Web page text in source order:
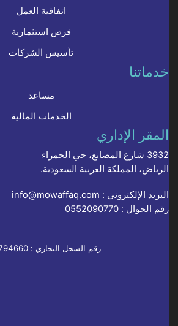
اتفاقية العمل
فرص استثمارية
تأسيس الشركات
خدماتنا
مساعد
الخدمات المالية
المقر الإداري
3932 شارع المصانع، حي الحمراء
الرياض، المملكة العربية السعودية.
البريد الإلكتروني : info@mowaffaq.com
رقم الجوال : 0552090770
رقم السجل التجاري : 1010794660